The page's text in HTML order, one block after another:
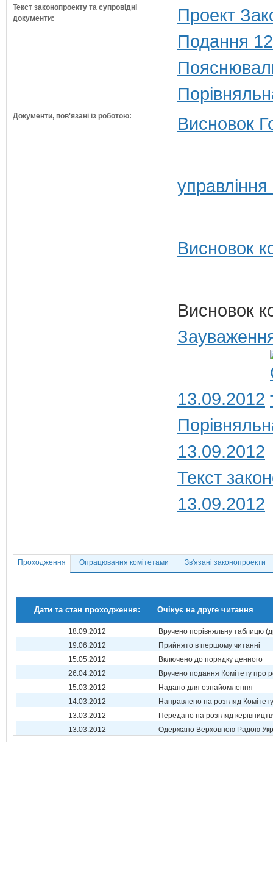
Текст законопроекту та супровідні
документи:
Проект
Подання
Документи, пов'язані із роботою: Висновок
Висновок
Висновок
13.09.2012
13.09.2012
Текст
13.09.2012
Проходження Опрацювання комітетами Зв'язані законопроекти
Дати та стан проходження: Очікує на друге читання
18.09.2012
Вручено порівняльну таблицю
19.06.2012
Прийнято в першому читанні
15.05.2012
Включено до порядку денного
26.04.2012
Вручено подання Комітету про
15.03.2012
Надано для ознайомлення
14.03.2012
Направлено на розгляд Комітету
13.03.2012
Передано на розгляд
13.03.2012
Одержано Верховною Радою